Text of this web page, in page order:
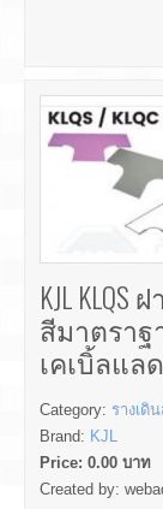
KJL
สีมาตราฐ
เคเบิ้ลแล
Category: รางเดิ
Brand: KJL
Price: 0.00 บาท
Created by: